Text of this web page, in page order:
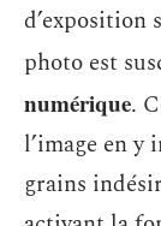
d’exposition
photo est
numérique.
l’image en y
grains